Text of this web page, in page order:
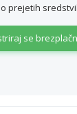
prejetih
se